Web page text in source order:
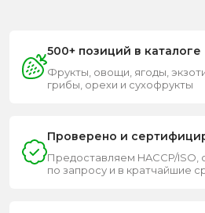
500+ позиций в каталоге
Фрукты, овощи, ягоды,
грибы, орехи и сухофрукты
Проверено и
Предоставляем HACCP/ISO,
по запросу и в кратчайшие